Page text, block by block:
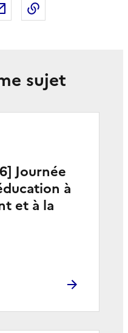
sur LinkedIn
Partager par email
sujet
Journée
à
et à la